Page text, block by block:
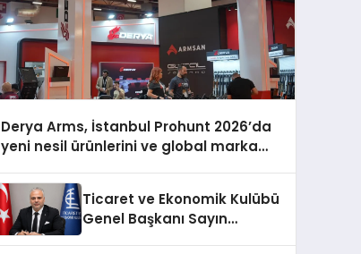
Derya Arms, İstanbul Prohunt 2026’da
yeni nesil ürünlerini ve global marka
Ticaret ve Ekonomik Kulübü
Genel Başkanı Sayın